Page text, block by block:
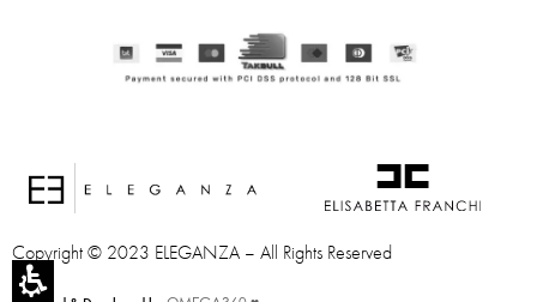
Copyright © 2023 ELEGANZA – All Rights Reserved
היישלום, ברוכה הבאה ל-ELEGANZA -
האם נוכל לעזור לך?